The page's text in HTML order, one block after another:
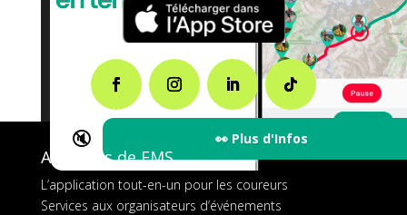
🔇 👀 Plus d'Infos
A propos de FMS
L’application tout-en-un pour les coureurs
Services aux organisateurs d’événements